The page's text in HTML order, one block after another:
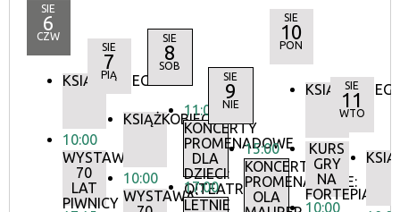
SIE
6
CZW
KSIĄŻKOBIEG
10:00
WYSTAWA:
70
LAT
PIWNICY
SIE
7
PIĄ
KSIĄŻKOBIEG
10:00
WYSTAWA:
SIE
8
SOB
11:00
KONCERTY
PROMENADOWE
DLA
DZIECI:
O!TEATR
17:00
LETNIE
SIE
9
NIE
15:00
KONCERTY
PROMENADOWE:
OLA
SIE
10
PON
KSIĄŻKOBIEG
KURS
GRY
NA
FORTEPIANIE
10:00
SIE
11
WTO